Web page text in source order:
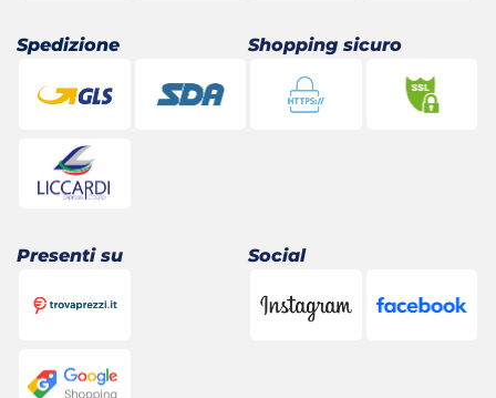
Spedizione Shopping sicuro
Presenti su Social